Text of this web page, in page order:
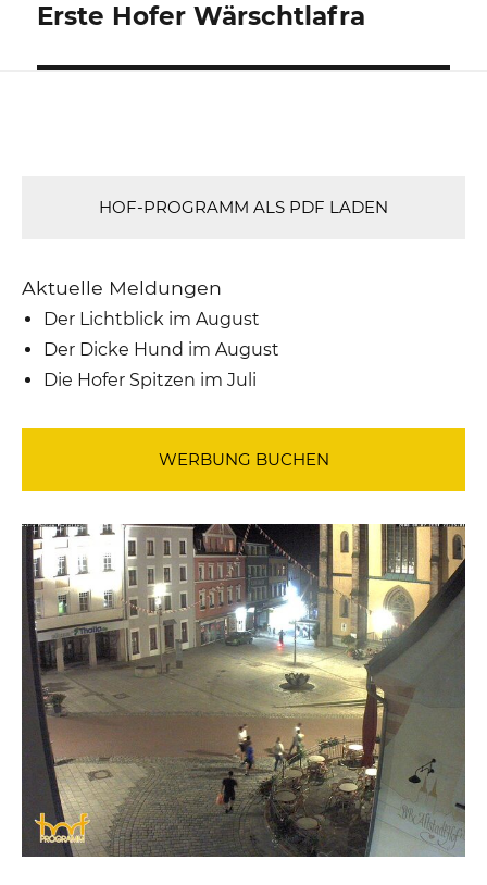
Nächster
Erste Hofer Wärschtlafra
HOF-PROGRAMM ALS PDF LADEN
Aktuelle Meldungen
Der Lichtblick im August
Der Dicke Hund im August
Die Hofer Spitzen im Juli
WERBUNG BUCHEN